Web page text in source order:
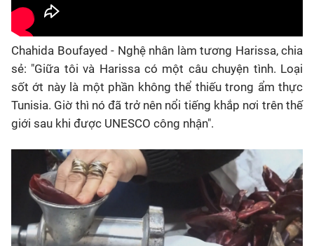
Chahida Boufayed - Nghệ nhân làm tương Harissa, chia
sẻ: "Giữa tôi và Harissa có một câu chuyện tình. Loại
sốt ớt này là một phần không thể thiếu trong ẩm thực
Tunisia. Giờ thì nó đã trở nên nổi tiếng khắp nơi trên thế
giới sau khi được UNESCO công nhận".